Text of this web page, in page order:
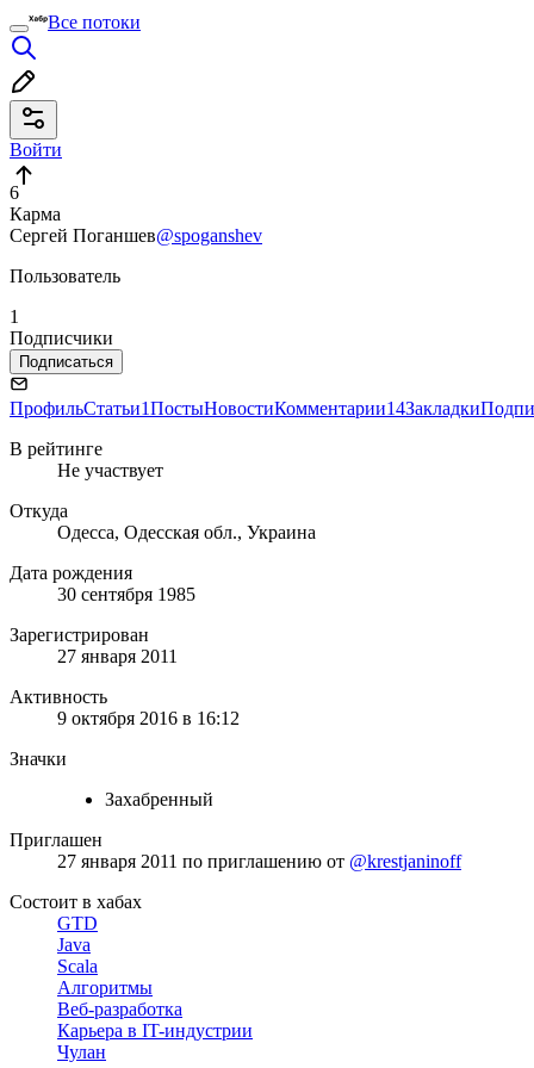
Все потоки
Войти
6
Карма
Сергей Поганшев@spoganshev
Пользователь
1
Подписчики
Подписаться
ПрофильСтатьи1ПостыНовостиКомментарии14Закладки
В рейтинге
Не участвует
Откуда
Одесса, Одесская обл., Украина
Дата рождения
30 сентября 1985
Зарегистрирован
27 января 2011
Активность
9 октября 2016 в 16:12
Значки
Захабренный
Приглашен
27 января 2011 по приглашению от @krestjaninoff
Состоит в хабах
GTD
Java
Scala
Алгоритмы
Веб-разработка
Карьера в IT-индустрии
Чулан